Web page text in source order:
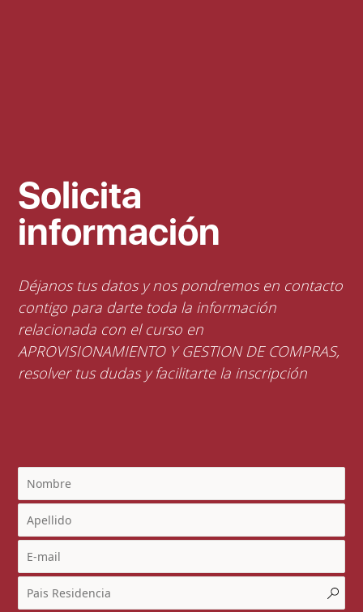
Solicita
información
Déjanos tus datos y nos pondremos en contacto
contigo para darte toda la información
relacionada con el curso en
APROVISIONAMIENTO Y GESTION DE COMPRAS,
resolver tus dudas y facilitarte la inscripción